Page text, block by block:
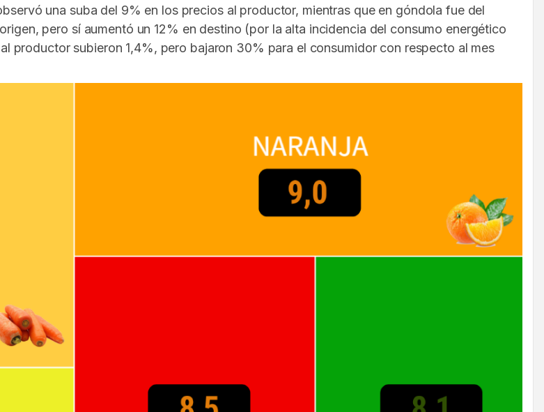
una suba del 9% en los precios al productor, mientras que en góndola fue del
pero sí aumentó un 12% en destino (por la alta incidencia del consumo energético
productor subieron 1,4%, pero bajaron 30% para el consumidor con respecto al mes